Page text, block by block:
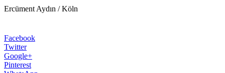
Ercüment Aydın / Köln
Facebook
Twitter
Google+
Pinterest